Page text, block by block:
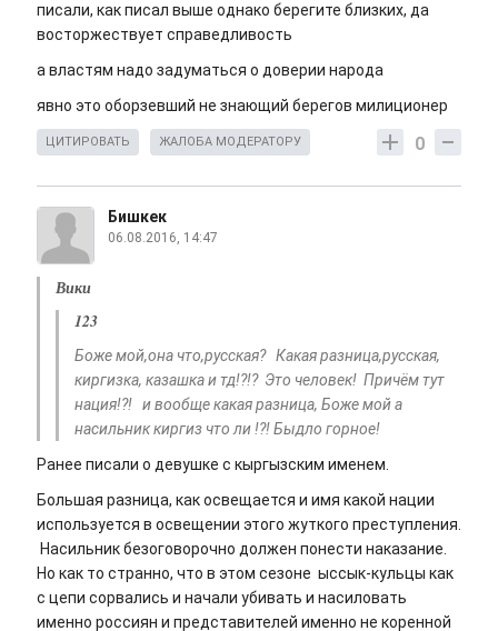
писали, как писал выше однако берегите близких, да
восторжествует справедливость
а властям надо задуматься о доверии народа
явно это оборзевший не знающий берегов милиционер
0
ЦИТИРОВАТЬ ЖАЛОБА МОДЕРАТОРУ
Бишкек
06.08.2016, 14:47
Вики
123
Боже мой,она что,русская? Какая разница,русская,
киргизка, казашка и тд!?!? Это человек! Причём тут
нация!?! и вообще какая разница, Боже мой а
насильник киргиз что ли !?! Быдло горное!
Ранее писали о девушке с кыргызским именем.
Большая разница, как освещается и имя какой нации
используется в освещении этого жуткого преступления.
Насильник безоговорочно должен понести наказание.
Но как то странно, что в этом сезоне ыссык-кульцы как
с цепи сорвались и начали убивать и насиловать
именно россиян и представителей именно не коренной